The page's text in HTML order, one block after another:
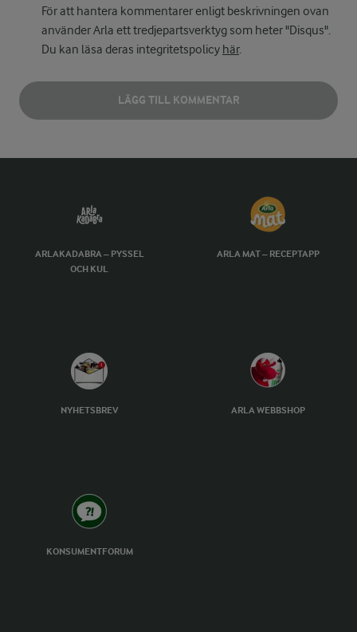
För att hantera kommentarer enligt beskrivningen ovan
använder Arla ett tredjepartsverktyg som heter "Disqus".
Du kan läsa deras integritetspolicy här.
LÄGG TILL KOMMENTAR
ARLAKADABRA – PYSSEL
OCH KUL
ARLA MAT – RECEPTAPP
NYHETSBREV ARLA WEBBSHOP
KONSUMENTFORUM